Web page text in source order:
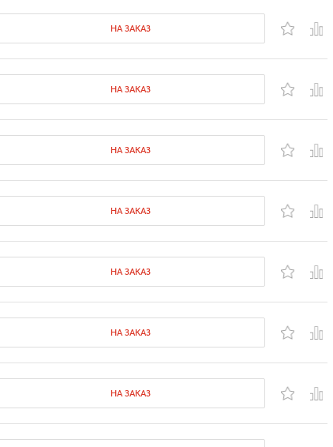
НА ЗАКАЗ
НА ЗАКАЗ
НА ЗАКАЗ
НА ЗАКАЗ
НА ЗАКАЗ
НА ЗАКАЗ
НА ЗАКАЗ